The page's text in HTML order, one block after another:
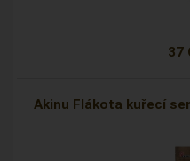
37
Akinu Flákota kuřecí